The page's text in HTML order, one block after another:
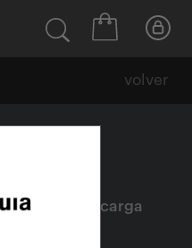
volver
Descarga